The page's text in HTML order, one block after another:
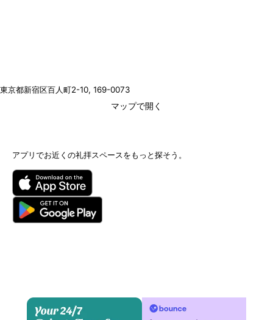
東京都新宿区百人町2-10, 169-0073
マップで開く
アプリでお近くの礼拝スペースをもっと探そう。